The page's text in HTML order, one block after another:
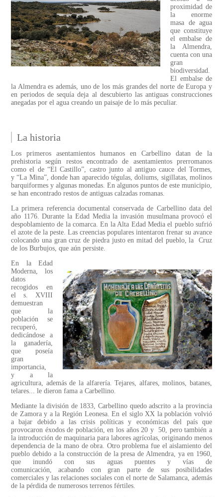
proximidad de
la enorme
masa de agua
que constituye
el embalse de
la Almendra,
cuenta con una
gran
biodiversidad.
El embalse de
la Almendra es además, uno de los más grandes del norte de Europa y
en periodos de sequía deja al descubierto las antiguas construcciones
anegadas por el agua creando un paisaje de lo más peculiar.
La historia
Los primeros asentamientos humanos en Carbellino datan de la
prehistoria según restos encontrado de asentamientos prerromanos
como el de “El Castillo”, castro junto al antiguo cauce del Tormes,
y “La Mina”, donde han aparecido tégulas, doliums, sigillatas, molinos
barquiformes y algunas monedas. En algunos puntos de este municipio,
se han encontrado restos de antiguas calzadas romanas.
La primera referencia documental conservada de Carbellino data del
año 1176. Durante la Edad Media la invasión musulmana provocó el
despoblamiento de la comarca. En la Alta Edad Media el pueblo sufrió
el azote de la peste. Las creencias populares intentaron frenar su avance
colocando una gran cruz de piedra justo en mitad del pueblo, la Cruz
de los Burbujos, que aún persiste.
En la Edad
Moderna, los
datos
recogidos en
el s. XVIII
demuestran
que la
población se
recuperó,
dedicándose a
la ganadería,
que poseía
gran
importancia,
y a la
agricultura, además de la alfarería. Tejares, alfares, molinos, batanes,
telares... le dieron fama a Carbellino.
Mediante la división de 1833, Carbellino quedo adscrito a la provincia
de Zamora y a la Región Leonesa. En el siglo XX la población volvió
a bajar debido a las crisis políticas y económicas del país que
provocaron éxodos de población, en los años 20 y 50, pero también a
la introducción de maquinaria para labores agrícolas, originando menos
dependencia de la mano de obra. Otro problema fue el aislamiento del
pueblo debido a la construcción de la presa de Almendra, ya en 1960,
que inundó con sus aguas puentes y vías de
comunicación, acabando con gran parte de sus posibilidades
comerciales y las relaciones sociales con el norte de Salamanca, además
de la pérdida de numerosos terrenos fértiles.